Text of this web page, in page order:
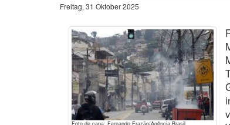
Freitag, 31 Oktober 2025
Foto de capa: Fernando Frazão/Agência Brasil